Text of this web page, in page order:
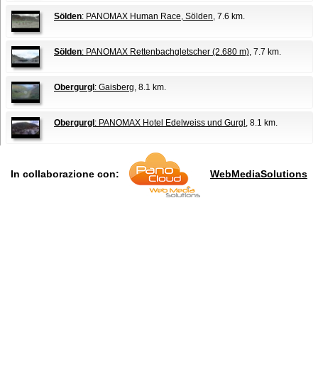
Sölden: PANOMAX Human Race, Sölden, 7.6 km.
Sölden: PANOMAX Rettenbachgletscher (2.680 m), 7.7 km.
Obergurgl : Gaisberg, 8.1 km.
Obergurgl : PANOMAX Hotel Edelweiss und Gurgl , 8.1 km.
In collaborazione con: WebMediaSolutions